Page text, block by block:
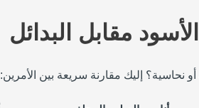
نحاسية؟ إليك مقارنة سريعة بين الأمرين: